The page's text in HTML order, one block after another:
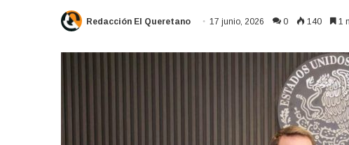
Redacción El Queretano 17 junio, 2026 0 140 1